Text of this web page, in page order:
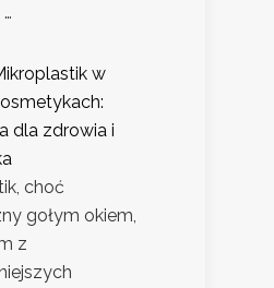
w
dla zdrowia i
choć
gołym okiem,
z